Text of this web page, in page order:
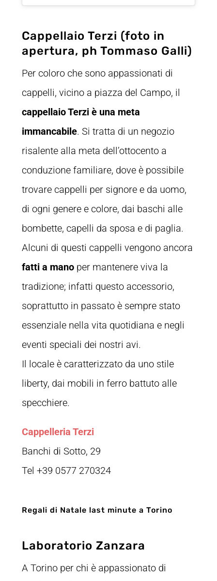
Cappellaio Terzi (foto in
apertura, ph Tommaso Galli)
Per coloro che sono appassionati di
cappelli, vicino a piazza del Campo, il
cappellaio Terzi è una meta
immancabile. Si tratta di un negozio
risalente alla meta dell’ottocento a
conduzione familiare, dove è possibile
trovare cappelli per signore e da uomo,
di ogni genere e colore, dai baschi alle
bombette, capelli da sposa e di paglia.
Alcuni di questi cappelli vengono ancora
fatti a manoper mantenere viva la
tradizione; infatti questo accessorio,
soprattutto in passato è sempre stato
essenziale nella vita quotidiana e negli
eventi speciali dei nostri avi.
Il locale è caratterizzato da uno stile
liberty, dai mobili in ferro battuto alle
specchiere.
Cappelleria Terzi
Banchi di Sotto, 29
Tel +39 0577 270324
Regali di Natale last minute a Torino
Laboratorio Zanzara
A Torino per chi è appassionato di